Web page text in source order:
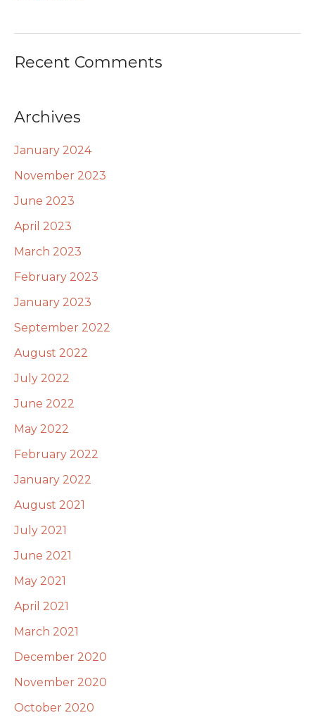
Recent Comments
Archives
January 2024
November 2023
June 2023
April 2023
March 2023
February 2023
January 2023
September 2022
August 2022
July 2022
June 2022
May 2022
February 2022
January 2022
August 2021
July 2021
June 2021
May 2021
April 2021
March 2021
December 2020
November 2020
October 2020